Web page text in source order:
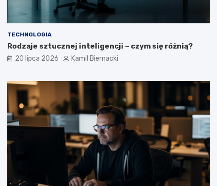
TECHNOLOGIA
Rodzaje sztucznej inteligencji – czym się różnią?
20 lipca 2026 Kamil Biernacki